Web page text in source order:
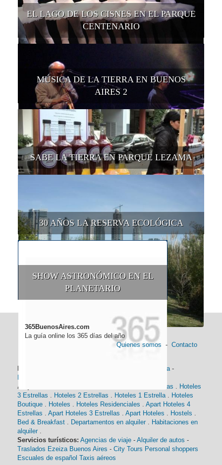
EL LAGO DE LOS CISNES EN EL PARQUE
CENTENARIO
MÚSICA DE LA TIERRA EN BUENOS
AIRES 2
SABE LA TIERRA EN PARQUE LEZAMA
30 AÑOS LA RESERVA ECOLÓGICA
SHOW ASTRONÓMICO EN EL
PLANETARIO
365BuenosAires.com
La guía online los 365 días del año
Quienes somos - Contacto
Historia-
Alojamiento:
Hoteles 4 Estrellas . Hoteles
3 Estrellas . Hoteles 2 Estrellas . Hoteles 1 Estrella. Hoteles
Boutique . Hoteles . Hoteles Residenciales . Apart Hoteles 4
Estrellas . Apart Hoteles 3 Estrellas . Apart Hoteles . Hostels .
Bed & Breakfast . Departamentos en alquiler . Habitaciones en
alquiler .
Servicios turísticos: Agencias de viaje - Alquiler de autos -
Traslados Ezeiza Buenos Aires - City Tours Personal shoppers
Escuales de español Taxis aéreos